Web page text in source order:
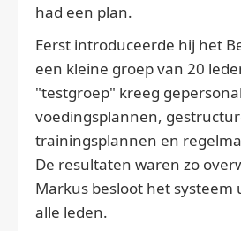
had een plan.
Eerst introduceerde hij het
een kleine groep van 20
"testgroep" kreeg
voedingsplannen,
trainingsplannen en
De resultaten waren zo
Markus besloot het
alle leden.